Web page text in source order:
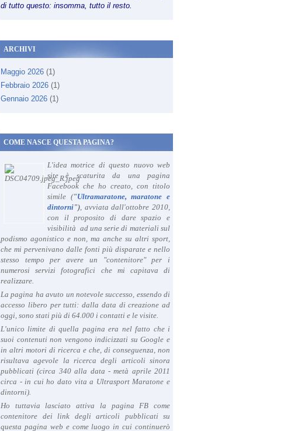
di tutto questo: insomma, tutto il resto.
ARCHIVI
Maggio 2026 (1)
Febbraio 2026 (1)
Gennaio 2026 (1)
COME NASCE QUESTA PAGINA?
L'idea motrice di questo nuovo web
site è scaturita da una pagina
Facebook che ho creato, con titolo
simile ("Ultramaratone, maratone e
dintorni"), avviata dall'ottobre 2010,
con il proposito di dare spazio e
visibilità ad una serie di materiali sul
podismo agonistico e non, ma anche su altri sport,
che mi pervenivano dalle fonti più disparate e nello
stesso tempo per avere un "contenitore" per i
numerosi servizi fotografici che mi capitava di
realizzare.
La pagina ha avuto un notevole successo, essendo di
accesso libero per tutti: dalla data di creazione ad
oggi, sono stati più di 64.000 i contatti e le visite.
L'unico limite di quella pagina era nel fatto che i
suoi contenuti non vengono indicizzati su Google e
in altri motori di ricerca e che, di conseguenza, non
risultava agevole la ricerca degli articoli sinora
pubblicati (circa 340 alla data - metà aprile 2011
circa - in cui ho dato vita a Ultrasport Maratone e
dintorni).
Ho tuttavia lasciato attiva la pagina FB come
contenitore dei link degli articoli pubblicati su
questa pagina web e come luogo in cui continuerò